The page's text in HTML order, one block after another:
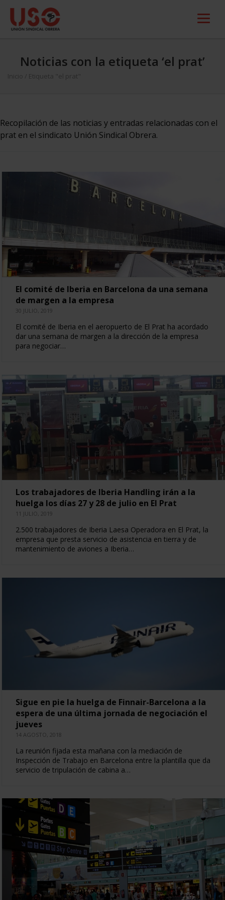
Noticias con la etiqueta ‘el prat’
Inicio Etiqueta "el prat"
Recopilación de las noticias y entradas relacionadas con el
prat en el sindicato Unión Sindical Obrera.
El comité de Iberia en Barcelona da una semana
de margen a la empresa
30 JULIO, 2019
El comité de Iberia en el aeropuerto de El Prat ha acordado
dar una semana de margen a la dirección de la empresa
para negociar…
Los trabajadores de Iberia Handling irán a la
huelga los días 27 y 28 de julio en El Prat
11 JULIO, 2019
2.500 trabajadores de Iberia Laesa Operadora en El Prat, la
empresa que presta servicio de asistencia en tierra y de
mantenimiento de aviones a Iberia…
Sigue en pie la huelga de Finnair-Barcelona a la
espera de una última jornada de negociación el
jueves
14 AGOSTO, 2018
La reunión fijada esta mañana con la mediación de
Inspección de Trabajo en Barcelona entre la plantilla que da
servicio de tripulación de cabina a…